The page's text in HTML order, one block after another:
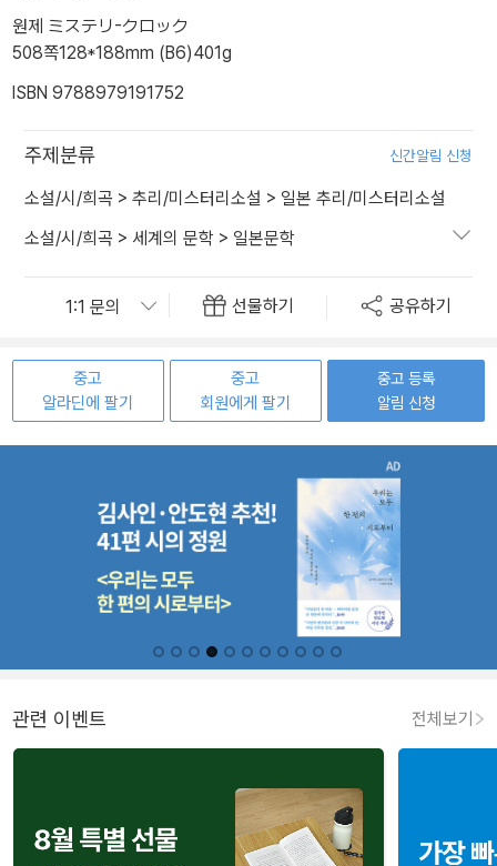
원제 ミステリ-クロック
508쪽128*188mm (B6)401g
ISBN 9788979191752
주제분류 신간알림 신청
소설/시/희곡 > 추리/미스터리소설 > 일본 추리/미스터리소설
소설/시/희곡 > 세계의 문학 > 일본문학
선물하기 공유하기
중고
알라딘에 팔기
중고
회원에게 팔기
중고 등록
알림 신청
관련 이벤트 전체보기